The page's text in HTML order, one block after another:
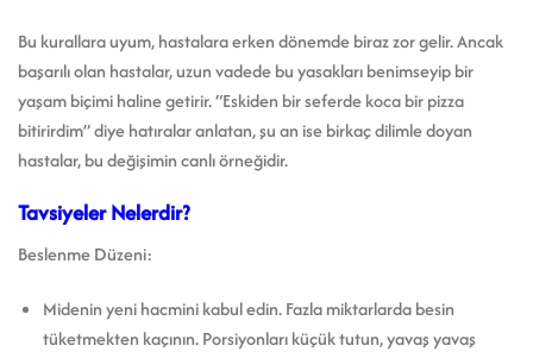
Bu kurallara uyum, hastalara erken dönemde biraz zor gelir. Ancak
başarılı olan hastalar, uzun vadede bu yasakları benimseyip bir
yaşam biçimi haline getirir. “Eskiden bir seferde koca bir pizza
bitirirdim” diye hatıralar anlatan, şu an ise birkaç dilimle doyan
hastalar, bu değişimin canlı örneğidir.
Tavsiyeler Nelerdir?
Beslenme Düzeni:
Midenin yeni hacmini kabul edin. Fazla miktarlarda besin
tüketmekten kaçının. Porsiyonları küçük tutun, yavaş yavaş